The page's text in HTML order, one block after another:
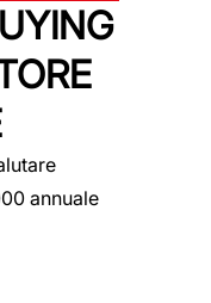
annuale